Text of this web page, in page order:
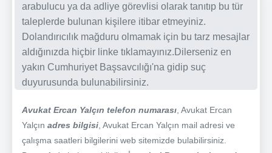
arabulucu ya da adliye görevlisi olarak tanıtıp bu tür
taleplerde bulunan kişilere itibar etmeyiniz.
Dolandırıcılık mağduru olmamak için bu tarz mesajlar
aldığınızda hiçbir linke tıklamayınız.Dilerseniz en
yakın Cumhuriyet Başsavcılığı'na gidip suç
duyurusunda bulunabilirsiniz.
Avukat Ercan Yalçın telefon numarası , Avukat Ercan
Yalçın adres bilgisi , Avukat Ercan Yalçın mail adresi ve
çalışma saatleri bilgilerini web sitemizde bulabilirsiniz.